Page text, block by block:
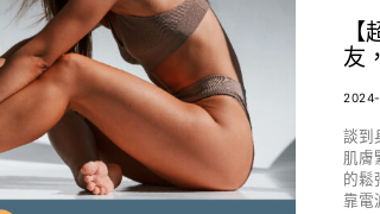
友
談到
肌膚
的鬆
靠電